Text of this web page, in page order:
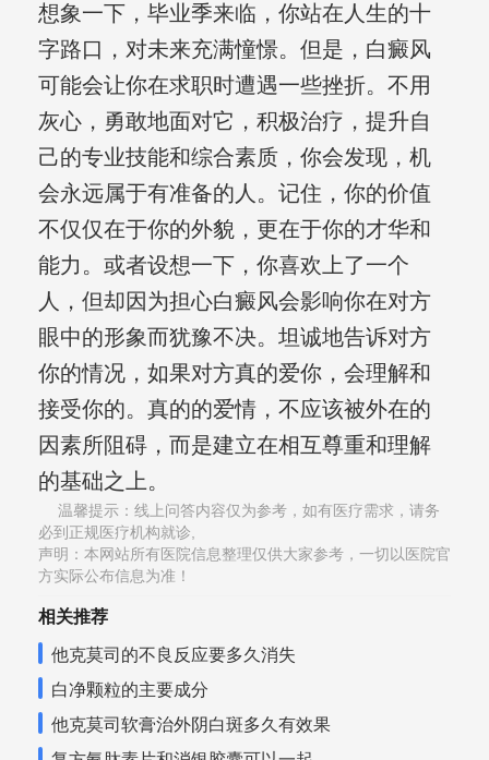
想象一下，毕业季来临，你站在人生的十
字路口，对未来充满憧憬。但是，白癜风
可能会让你在求职时遭遇一些挫折。不用
灰心，勇敢地面对它，积极治疗，提升自
己的专业技能和综合素质，你会发现，机
会永远属于有准备的人。记住，你的价值
不仅仅在于你的外貌，更在于你的才华和
能力。或者设想一下，你喜欢上了一个
人，但却因为担心白癜风会影响你在对方
眼中的形象而犹豫不决。坦诚地告诉对方
你的情况，如果对方真的爱你，会理解和
接受你的。真的的爱情，不应该被外在的
因素所阻碍，而是建立在相互尊重和理解
的基础之上。
温馨提示：线上问答内容仅为参考，如有医疗需求，请务
必到正规医疗机构就诊,
声明：本网站所有医院信息整理仅供大家参考，一切以医院官
方实际公布信息为准！
相关推荐
他克莫司的不良反应要多久消失
白净颗粒的主要成分
他克莫司软膏治外阴白斑多久有效果